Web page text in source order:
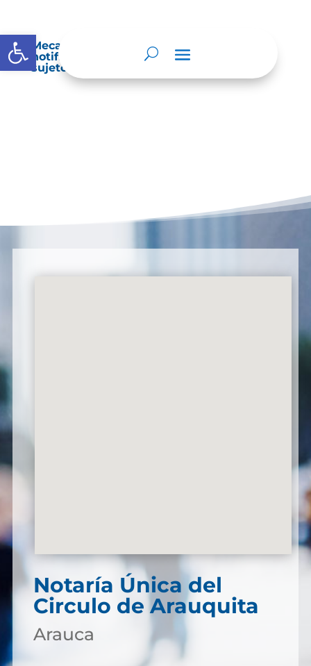
Abrir barra de herramientas
Mecanismos internos de supervisión,
notificación y vigilancia pertinente del
sujeto obligado
Notaría Única del
Circulo de Arauquita
Arauca